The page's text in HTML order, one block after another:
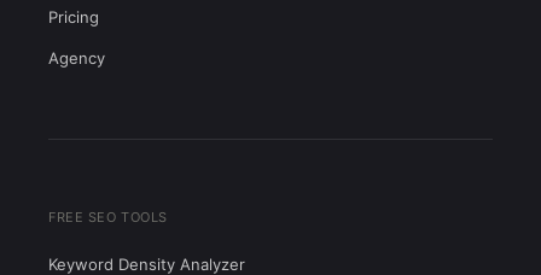
Pricing
Agency
FREE SEO TOOLS
Keyword Density Analyzer